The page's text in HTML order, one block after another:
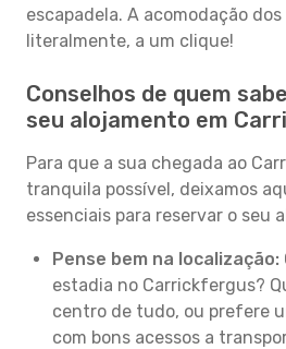
escapadela. A acomodação
literalmente, a um clique!
Conselhos de quem
seu alojamento em
Para que a sua chegada ao
tranquila possível, deixamos
essenciais para reservar o seu
Pense bem na localização:
estadia no Carrickfergus?
centro de tudo, ou prefere
com bons acessos a